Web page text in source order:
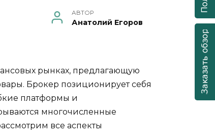
АВТОР
Анатолий Егоров
рынках, предлагающую
Брокер позиционирует себя
платформы и
многочисленные
все аспекты